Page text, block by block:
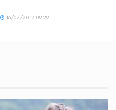
16/02/2017 09:29